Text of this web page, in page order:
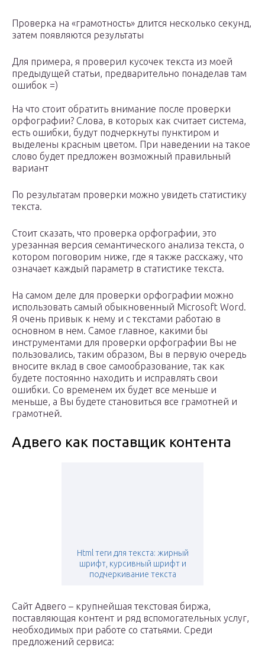
Проверка на «грамотность» длится несколько секунд,
затем появляются результаты
Для примера, я проверил кусочек текста из моей
предыдущей статьи, предварительно понаделав там
ошибок =)
На что стоит обратить внимание после проверки
орфографии? Слова, в которых как считает система,
есть ошибки, будут подчеркнуты пунктиром и
выделены красным цветом. При наведении на такое
слово будет предложен возможный правильный
вариант
По результатам проверки можно увидеть статистику
текста.
Стоит сказать, что проверка орфографии, это
урезанная версия семантического анализа текста, о
котором поговорим ниже, где я также расскажу, что
означает каждый параметр в статистике текста.
На самом деле для проверки орфографии можно
использовать самый обыкновенный Microsoft Word.
Я очень привык к нему и с текстами работаю в
основном в нем. Самое главное, какими бы
инструментами для проверки орфографии Вы не
пользовались, таким образом, Вы в первую очередь
вносите вклад в свое самообразование, так как
будете постоянно находить и исправлять свои
ошибки. Со временем их будет все меньше и
меньше, а Вы будете становиться все грамотней и
грамотней.
Адвего как поставщик контента
Html теги для текста: жирный
шрифт, курсивный шрифт и
подчеркивание текста
Сайт Адвего – крупнейшая текстовая биржа,
поставляющая контент и ряд вспомогательных услуг,
необходимых при работе со статьями. Среди
предложений сервиса: